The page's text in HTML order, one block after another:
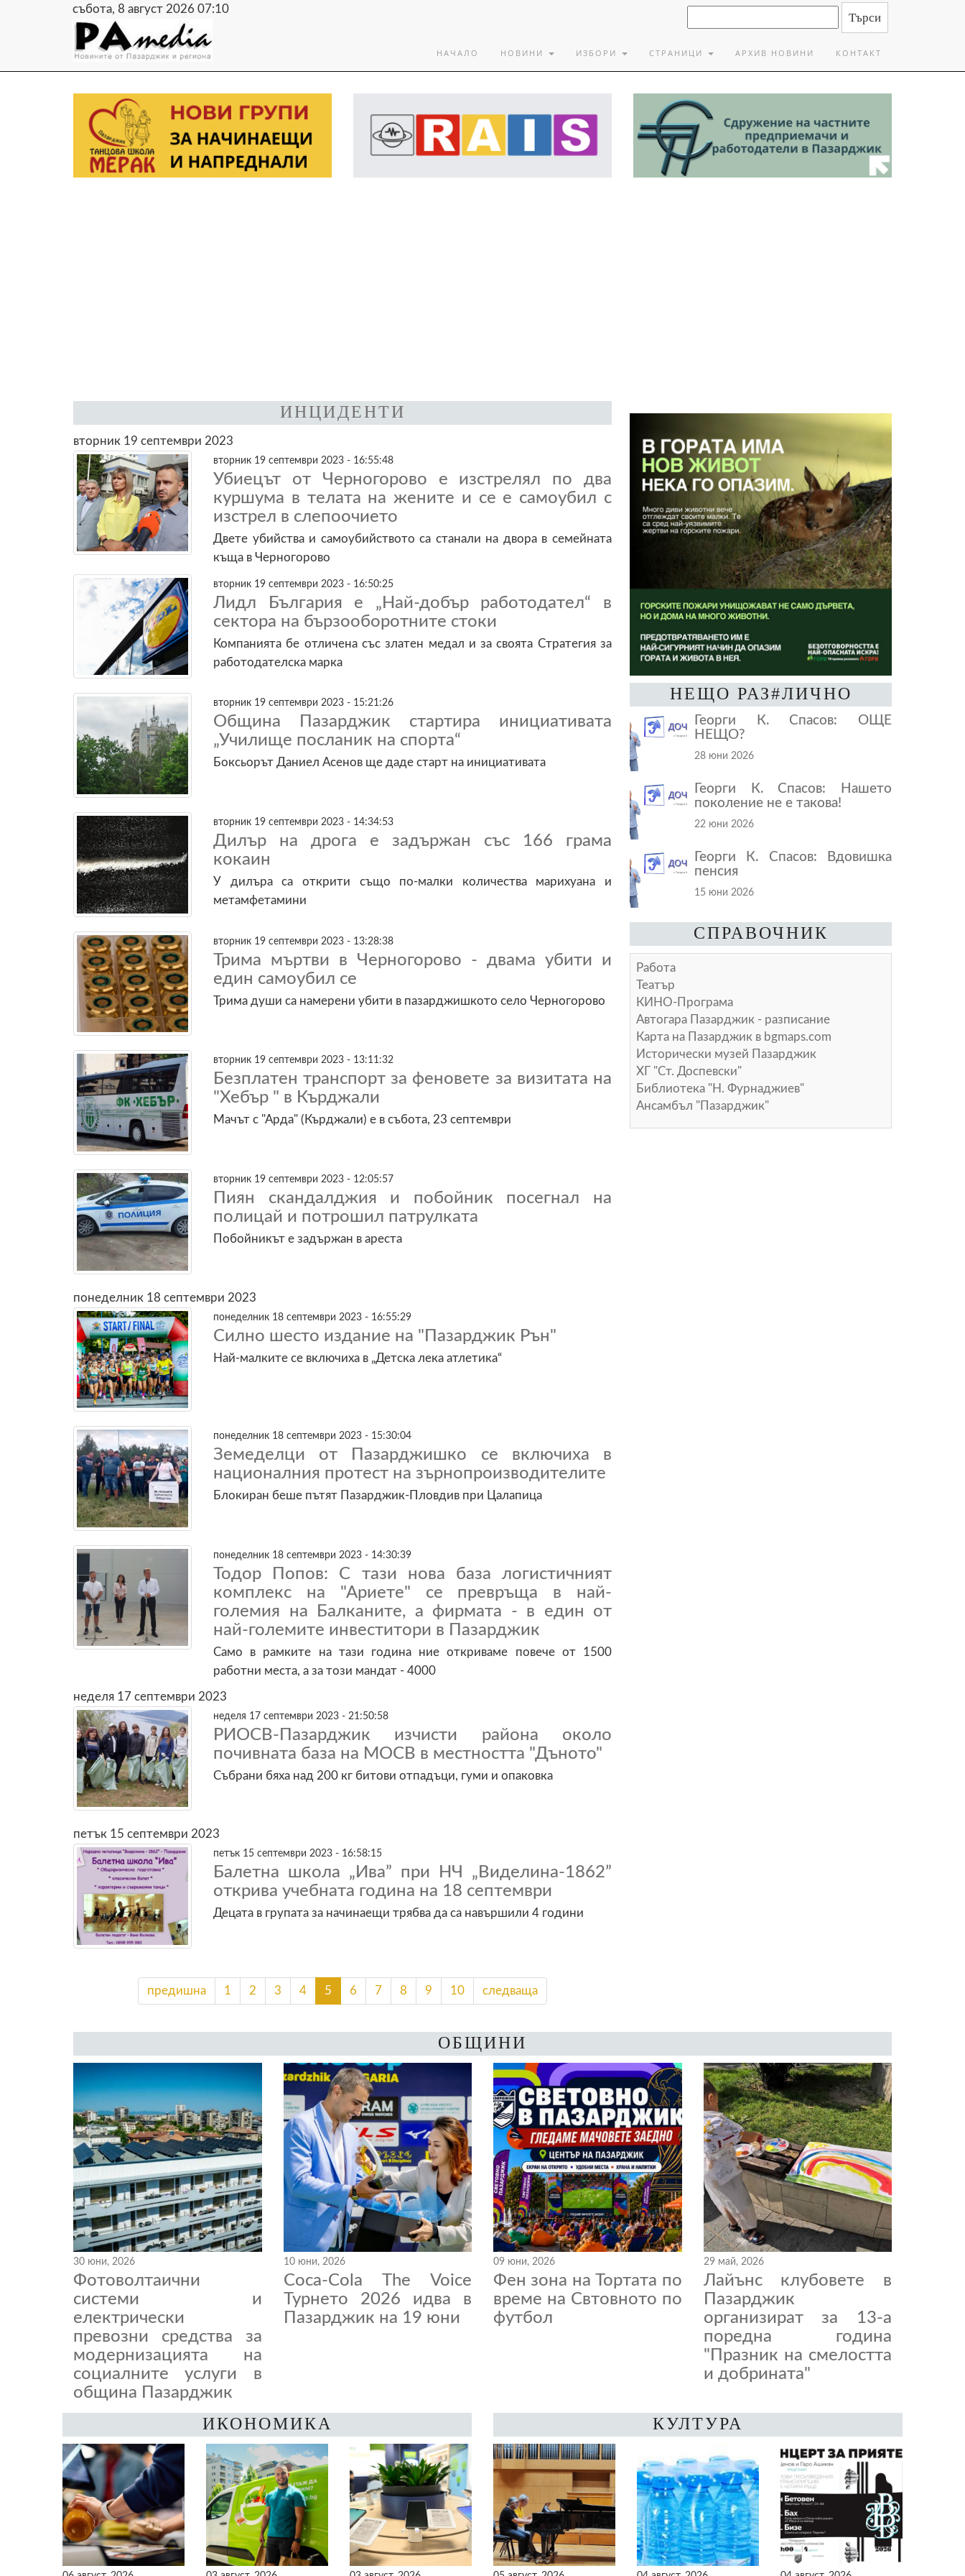
събота, 8 август 2026 07:10
НАЧАЛО НОВИНИ ИЗБОРИ СТРАНИЦИ АРХИВ НОВИНИ КОНТАКТ
ИНЦИДЕНТИ
вторник 19 септември 2023
вторник 19 септември 2023 - 16:55:48
Убиецът от Черногорово е изстрелял по два
куршума в телата на жените и се е самоубил с
изстрел в слепоочието
Двете убийства и самоубийството са станали на двора в семейната
къща в Черногорово
вторник 19 септември 2023 - 16:50:25
Лидл България е „Най-добър работодател“ в
сектора на бързооборотните стоки
Компанията бе отличена със златен медал и за своята Стратегия за
работодателска марка
вторник 19 септември 2023 - 15:21:26
Община Пазарджик стартира инициативата
„Училище посланик на спорта“
Боксьорът Даниел Асенов ще даде старт на инициативата
вторник 19 септември 2023 - 14:34:53
Дилър на дрога е задържан със 166 грама
кокаин
У дилъра са открити също по-малки количества марихуана и
метамфетамини
вторник 19 септември 2023 - 13:28:38
Трима мъртви в Черногорово - двама убити и
един самоубил се
Трима души са намерени убити в пазарджишкото село Черногорово
вторник 19 септември 2023 - 13:11:32
Безплатен транспорт за феновете за визитата на
"Хебър " в Кърджали
Мачът с "Арда" (Кърджали) е в събота, 23 септември
вторник 19 септември 2023 - 12:05:57
Пиян скандалджия и побойник посегнал на
полицай и потрошил патрулката
Побойникът е задържан в ареста
понеделник 18 септември 2023
понеделник 18 септември 2023 - 16:55:29
Силно шесто издание на "Пазарджик Рън"
Най-малките се включиха в „Детска лека атлетика“
понеделник 18 септември 2023 - 15:30:04
Земеделци от Пазарджишко се включиха в
националния протест на зърнопроизводителите
Блокиран беше пътят Пазарджик-Пловдив при Цалапица
понеделник 18 септември 2023 - 14:30:39
Тодор Попов: С тази нова база логистичният
комплекс на "Ариете" се превръща в най-
големия на Балканите, а фирмата - в един от
най-големите инвеститори в Пазарджик
Само в рамките на тази година ние откриваме повече от 1500
работни места, а за този мандат - 4000
неделя 17 септември 2023
неделя 17 септември 2023 - 21:50:58
РИОСВ-Пазарджик изчисти района около
почивната база на МОСВ в местността "Дъното"
Събрани бяха над 200 кг битови отпадъци, гуми и опаковка
петък 15 септември 2023
петък 15 септември 2023 - 16:58:15
Балетна школа „Ива” при НЧ „Виделина-1862”
открива учебната година на 18 септември
Децата в групата за начинаещи трябва да са навършили 4 години
предишна 1 2 3 4 5 6 7 8 9 10 следваща
НЕЩО РАЗ#ЛИЧНО
Георги К. Спасов: ОЩЕ
НЕЩО?
28 юни 2026
Георги К. Спасов: Нашето
поколение не е такова!
22 юни 2026
Георги К. Спасов: Вдовишка
пенсия
15 юни 2026
СПРАВОЧНИК
Работа
Театър
КИНО-Програма
Автогара Пазарджик - разписание
Карта на Пазарджик в bgmaps.com
Исторически музей Пазарджик
ХГ "Ст. Доспевски"
Библиотека "Н. Фурнаджиев"
Ансамбъл "Пазарджик"
ОБЩИНИ
30 юни, 2026
Фотоволтаични
системи и
електрически
превозни средства за
модернизацията на
социалните услуги в
община Пазарджик
10 юни, 2026
Coca-Cola The Voice
Турнето 2026 идва в
Пазарджик на 19 юни
09 юни, 2026
Фен зона на Тортата по
време на Свтовното по
футбол
29 май, 2026
Лайънс клубовете в
Пазарджик
организират за 13-а
поредна година
"Празник на смелостта
и добрината"
ИКОНОМИКА КУЛТУРА